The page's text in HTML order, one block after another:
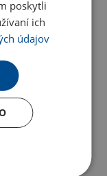
poskytli
ich
údajov